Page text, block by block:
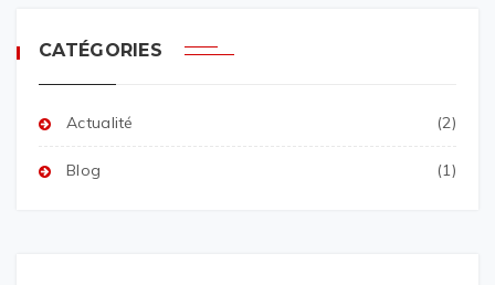
CATÉGORIES
Actualité (2)
Blog (1)